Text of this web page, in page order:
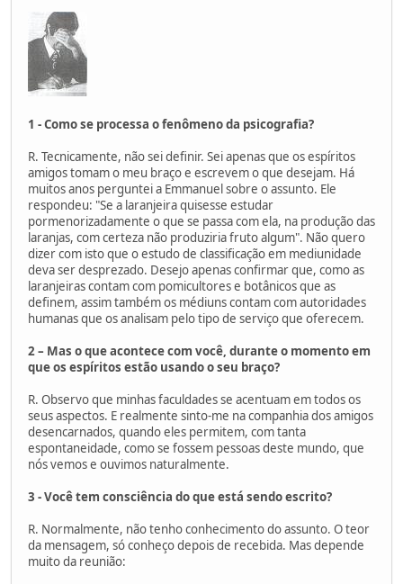
1 - Como se processa o fenômeno da psicografia?
R. Tecnicamente, não sei definir. Sei apenas que os espíritos
amigos tomam o meu braço e escrevem o que desejam. Há
muitos anos perguntei a Emmanuel sobre o assunto. Ele
respondeu: "Se a laranjeira quisesse estudar
pormenorizadamente o que se passa com ela, na produção das
laranjas, com certeza não produziria fruto algum". Não quero
dizer com isto que o estudo de classificação em mediunidade
deva ser desprezado. Desejo apenas confirmar que, como as
laranjeiras contam com pomicultores e botânicos que as
definem, assim também os médiuns contam com autoridades
humanas que os analisam pelo tipo de serviço que oferecem.
2 – Mas o que acontece com você, durante o momento em
que os espíritos estão usando o seu braço?
R. Observo que minhas faculdades se acentuam em todos os
seus aspectos. E realmente sinto-me na companhia dos amigos
desencarnados, quando eles permitem, com tanta
espontaneidade, como se fossem pessoas deste mundo, que
nós vemos e ouvimos naturalmente.
3 - Você tem consciência do que está sendo escrito?
R. Normalmente, não tenho conhecimento do assunto. O teor
da mensagem, só conheço depois de recebida. Mas depende
muito da reunião: